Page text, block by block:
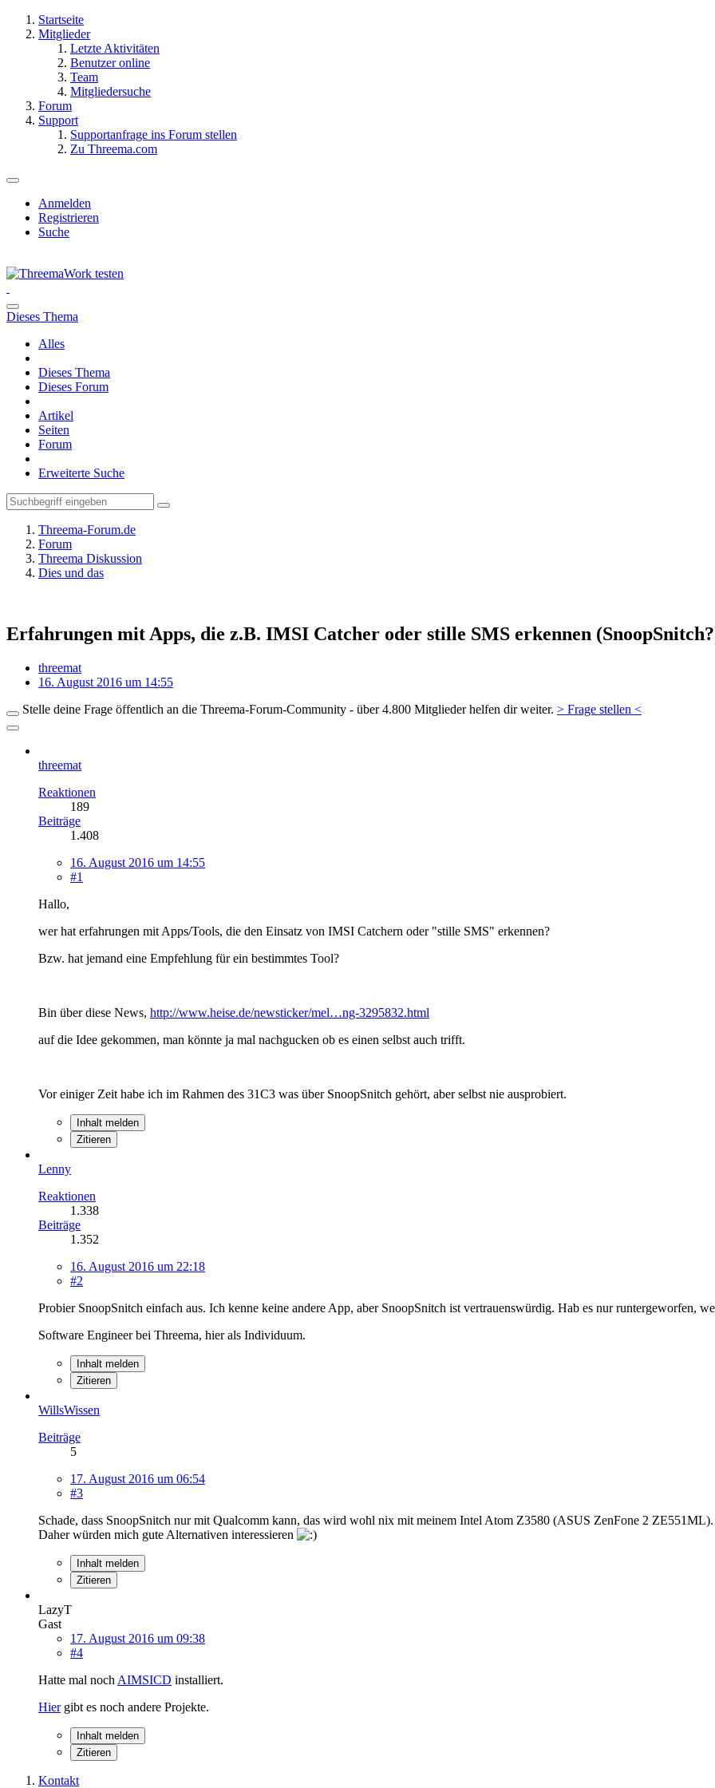
Startseite
Mitglieder
Letzte Aktivitäten
Benutzer online
Team
Mitgliedersuche
Forum
Support
Supportanfrage ins Forum stellen
Zu Threema.com
Anmelden
Registrieren
Suche
Dieses Thema
Alles
Dieses Thema
Dieses Forum
Artikel
Seiten
Forum
Erweiterte Suche
Threema-Forum.de
Forum
Threema Diskussion
Dies und das
Erfahrungen mit Apps, die z.B. IMSI Catcher oder stille SMS erkennen
threemat
16. August 2016 um 14:55
Stelle deine Frage öffentlich an die Threema-Forum-Community - über 4.800 Mitglieder helfen dir weiter. > Frage stellen <
threemat
Reaktionen
189
Beiträge
1.408
16. August 2016 um 14:55
#1
Hallo,
wer hat erfahrungen mit Apps/Tools, die den Einsatz von IMSI Catchern oder "stille SMS" erkennen?
Bzw. hat jemand eine Empfehlung für ein bestimmtes Tool?
Bin über diese News, http://www.heise.de/newsticker/mel…ng-3295832.html
auf die Idee gekommen, man könnte ja mal nachgucken ob es einen selbst auch trifft.
Vor einiger Zeit habe ich im Rahmen des 31C3 was über SnoopSnitch gehört, aber selbst nie ausprobiert.
Inhalt melden
Zitieren
Lenny
Reaktionen
1.338
Beiträge
1.352
16. August 2016 um 22:18
#2
Probier SnoopSnitch einfach aus. Ich kenne keine andere App, aber SnoopSnitch ist vertrauenswürdig. Hab es nur runtergeworfen,
Software Engineer bei Threema, hier als Individuum.
Inhalt melden
Zitieren
WillsWissen
Beiträge
5
17. August 2016 um 06:54
#3
Schade, dass SnoopSnitch nur mit Qualcomm kann, das wird wohl nix mit meinem Intel Atom Z3580 (ASUS ZenFone 2 ZE551ML).
Daher würden mich gute Alternativen interessieren
Inhalt melden
Zitieren
LazyT
Gast
17. August 2016 um 09:38
#4
Hatte mal noch AIMSICD installiert.
Hiergibt es noch andere Projekte.
Inhalt melden
Zitieren
Kontakt